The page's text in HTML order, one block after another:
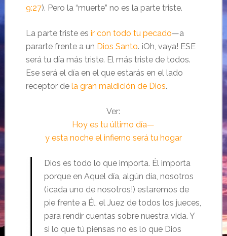
9:27). Pero la “muerte” no es la parte triste.
La parte triste es ir con todo tu pecado—a
pararte frente a un Dios Santo. ¡Oh, vaya! ESE
será tu día más triste. El más triste de todos.
Ese será el día en el que estarás en el lado
receptor de la gran maldición de Dios.
Ver:
Hoy es tu último día—
y esta noche el infierno será tu hogar
Dios es todo lo que importa. Él importa
porque en Aquel día, algún día, nosotros
(¡cada uno de nosotros!) estaremos de
pie frente a Él, el Juez de todos los jueces,
para rendir cuentas sobre nuestra vida. Y
si lo que tú piensas no es lo que Dios